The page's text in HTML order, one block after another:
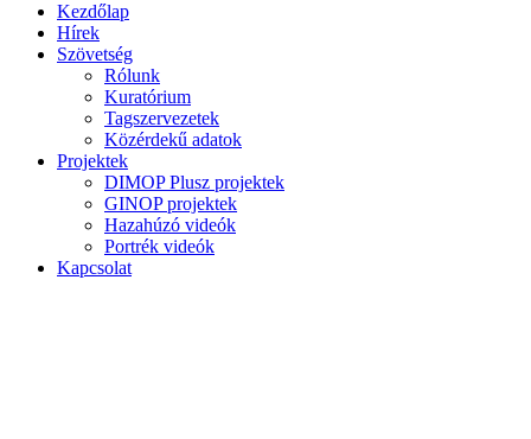
Kezdőlap
Hírek
Szövetség
Rólunk
Kuratórium
Tagszervezetek
Közérdekű adatok
Projektek
DIMOP Plusz projektek
GINOP projektek
Hazahúzó videók
Portrék videók
Kapcsolat